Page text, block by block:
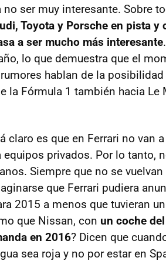
no ser muy interesante. Sobre
Toyota y Porsche en pista y
a ser mucho más interesante
lo que demuestra que el
hablan de la
la Fórmula 1 también hacia Le
claro es que en Ferrari no van
privados. Por lo tanto,
Siempre que no se
que Ferrari pudiera
2015 a menos que tuvieran
que Nissan, con un coche
en 2016? Dicen que
sea roja y no por estar en